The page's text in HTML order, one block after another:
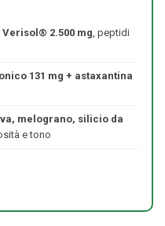
Verisol® 2.500 mg, peptidi
131 mg + astaxantina
melograno, silicio da
e tono